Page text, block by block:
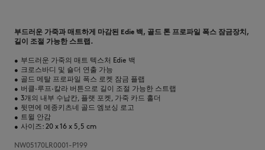
부드러운 가죽과 매트하게 마감된 Edie 백, 골드 톤 프로파일 폭스 잠금장치,
길이 조절 가능한 스트랩.
• 부드러운 가죽의 매트 텍스처 Edie 백
• 크로스바디 및 숄더 연출 가능
• 골드 메탈 프로파일 폭스 로켓 잠금 플랩
• 버클·루프·칼라 버튼으로 길이 조절 가능한 스트랩
• 3개의 내부 수납칸, 플랫 포켓, 가죽 카드 홀더
• 뒷면에 메종키츠네 골드 엠보싱 로고
• 트윌 안감
• 사이즈: 20 x 16 x 5,5 cm
NW05170LR0001-P199